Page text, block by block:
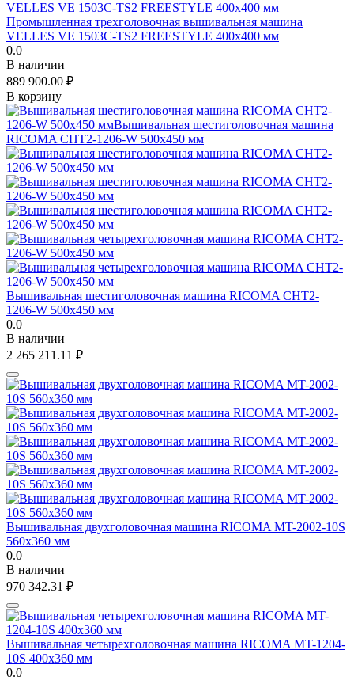
Промышленная трехголовочная вышивальная машина
VELLES VE 1503C-TS2 FREESTYLE 400x400 мм
0.0
В наличии
889 900.00 ₽
В корзину
Вышивальная шестиголовочная машина RICOMA CHT2-
1206-W 500x450 мм
0.0
В наличии
2 265 211.11 ₽
Вышивальная двухголовочная машина RICOMA MT-2002-10S
560х360 мм
0.0
В наличии
970 342.31 ₽
Вышивальная четырехголовочная машина RICOMA MT-1204-
10S 400х360 мм
0.0